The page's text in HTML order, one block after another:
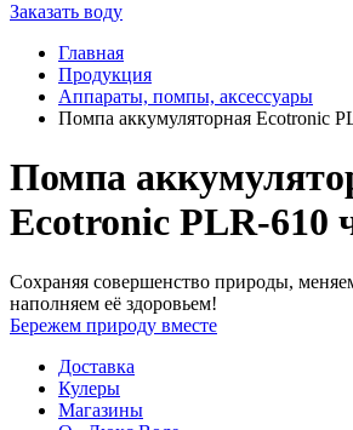
Заказать воду
Главная
Продукция
Аппараты, помпы, аксессуары
Помпа аккумуляторная Ecotronic
Помпа
Ecotronic PLR-610
Сохраняя совершенство природы,
наполняем её здоровьем!
Бережем природу вместе
Доставка
Кулеры
Магазины